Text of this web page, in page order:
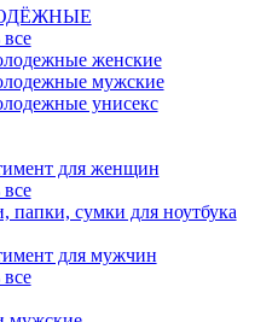
женские
мужские
унисекс
для женщин
папки, сумки для ноутбука
для мужчин